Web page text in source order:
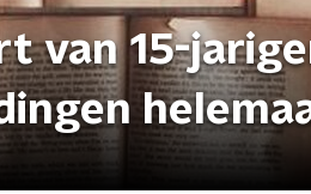
van 15-